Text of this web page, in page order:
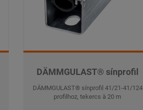
DÄMMGULAST® sínprofil
DÄMMGULAST® sínprofil 41/21-41/124
profilhoz, tekercs à 20 m